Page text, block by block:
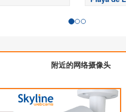
岛
附近的网络摄像头